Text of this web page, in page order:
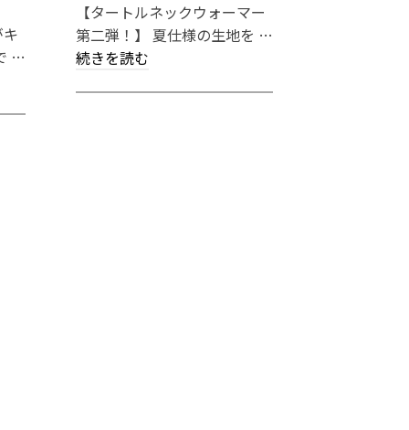
…
【タートルネックウォーマー
第二弾！】 夏仕様の生地を …
続きを読む